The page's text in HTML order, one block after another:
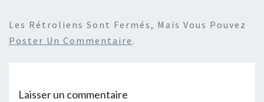
Les Rétroliens Sont Fermés, Mais Vous Pouvez
Poster Un Commentaire .
Laisser un commentaire